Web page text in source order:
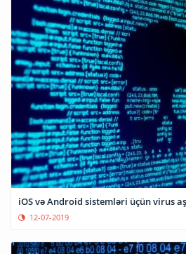
iOS və Android sistemləri üçün virus
12-07-2019